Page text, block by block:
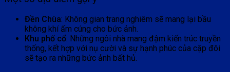
Đền Chùa: Không gian trang nghiêm sẽ mang lại bầu
không khí ấm cúng cho bức ảnh.
Khu phố cổ: Những ngôi nhà mang đậm kiến trúc truyền
thống, kết hợp với nụ cười và sự hạnh phúc của cặp đôi
sẽ tạo ra những bức ảnh bất hủ.